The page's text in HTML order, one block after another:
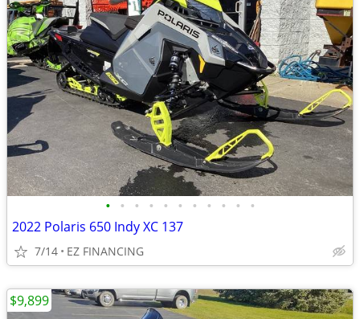
• • • • • • • • • • •
2022 Polaris 650 Indy XC 137
7/14 EZ FINANCING
$9,899